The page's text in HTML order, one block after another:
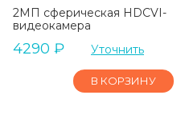
2МП сферическая HDCVI-
видеокамера
4290 ₽ Уточнить
В КОРЗИНУ